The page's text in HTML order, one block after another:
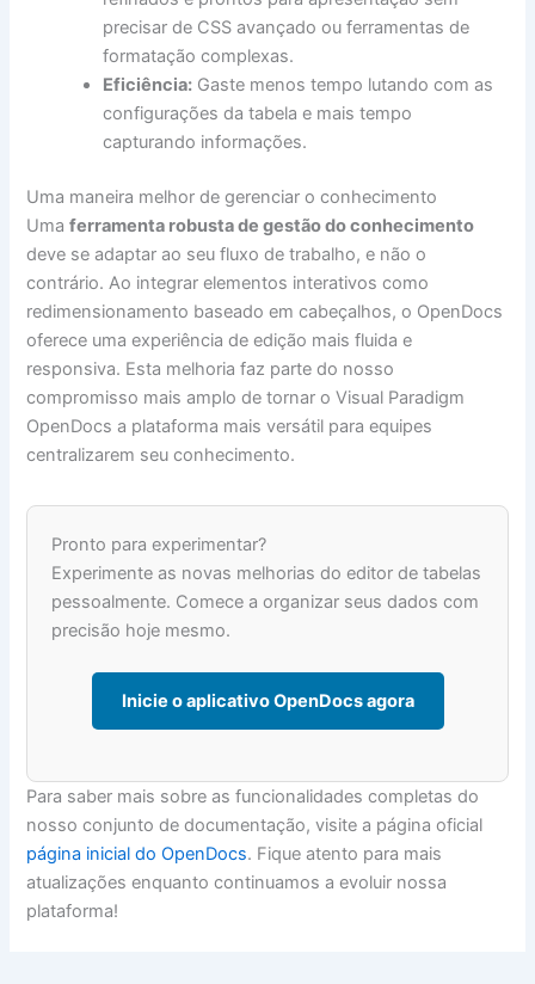
precisar de CSS avançado ou ferramentas de
formatação complexas.
Eficiência: Gaste menos tempo lutando com as
configurações da tabela e mais tempo
capturando informações.
Uma maneira melhor de gerenciar o conhecimento
Umaferramenta robusta de gestão do conhecimento
deve se adaptar ao seu fluxo de trabalho, e não o
contrário. Ao integrar elementos interativos como
redimensionamento baseado em cabeçalhos, o OpenDocs
oferece uma experiência de edição mais fluida e
responsiva. Esta melhoria faz parte do nosso
compromisso mais amplo de tornar o Visual Paradigm
OpenDocs a plataforma mais versátil para equipes
centralizarem seu conhecimento.
Pronto para experimentar?
Experimente as novas melhorias do editor de tabelas
pessoalmente. Comece a organizar seus dados com
precisão hoje mesmo.
Inicie o aplicativo OpenDocs agora
Para saber mais sobre as funcionalidades completas do
nosso conjunto de documentação, visite a página oficial
página inicial do OpenDocs. Fique atento para mais
atualizações enquanto continuamos a evoluir nossa
plataforma!